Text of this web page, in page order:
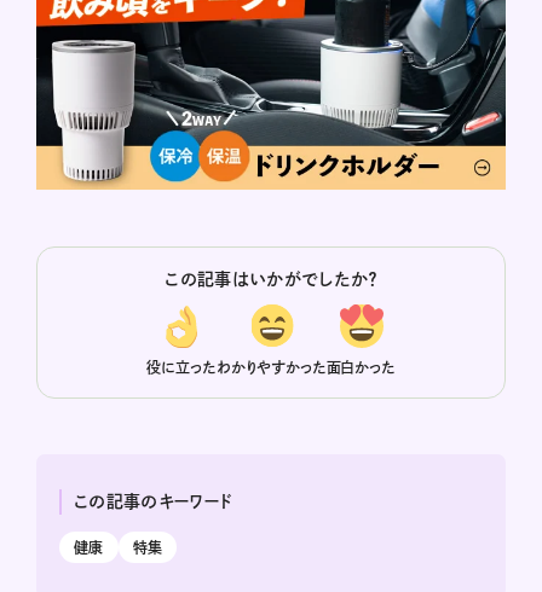
この記事はいかがでしたか？
役に立ったわかりやすかった面白かった
この記事のキーワード
健康 特集